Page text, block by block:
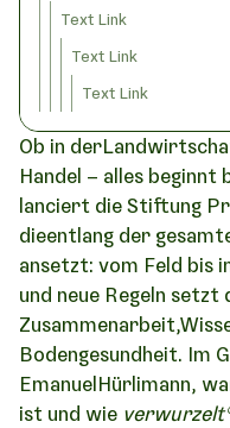
Text Link
Text Link
Text Link
Ob in
Handel – alles beginnt
lanciert die Stiftung
dieentlang der
ansetzt: vom Feld bis
und neue Regeln setzt
Bodengesundheit. Im
EmanuelHürlimann,
ist und wie